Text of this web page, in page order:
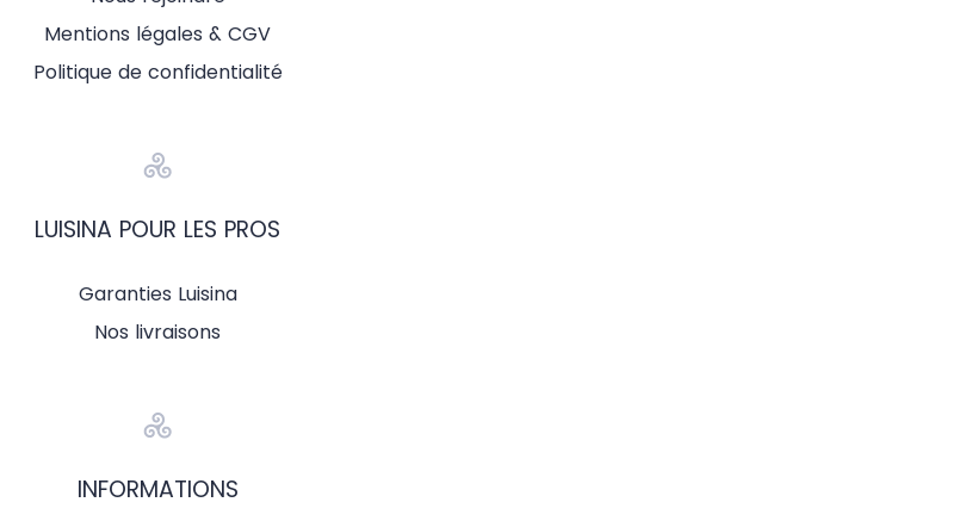
Mentions légales & CGV
Politique de confidentialité
LUISINA POUR LES PROS
Garanties Luisina
Nos livraisons
INFORMATIONS